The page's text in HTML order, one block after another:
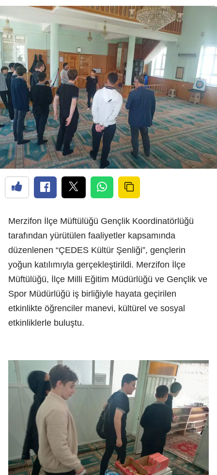
Merzifon İlçe Müftülüğü Gençlik Koordinatörlüğü
tarafından yürütülen faaliyetler kapsamında
düzenlenen “ÇEDES Kültür Şenliği”, gençlerin
yoğun katılımıyla gerçekleştirildi. Merzifon İlçe
Müftülüğü, İlçe Milli Eğitim Müdürlüğü ve Gençlik ve
Spor Müdürlüğü iş birliğiyle hayata geçirilen
etkinlikte öğrenciler manevi, kültürel ve sosyal
etkinliklerle buluştu.